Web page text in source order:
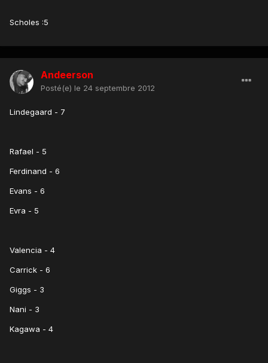
Scholes :5
Andeerson
Posté(e) le 24 septembre 2012
Lindegaard - 7
Rafael - 5
Ferdinand - 6
Evans - 6
Evra - 5
Valencia - 4
Carrick - 6
Giggs - 3
Nani - 3
Kagawa - 4